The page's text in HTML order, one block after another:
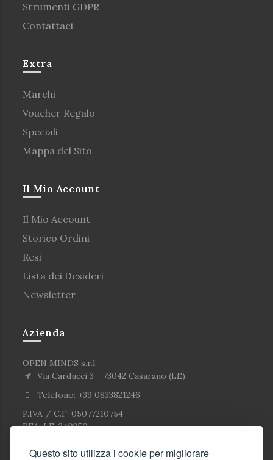
Questo sito utilizza i cookie per migliorare
Strumenti GDPR
Contattaci
Extra
Marchi
Voucher Regalo
Speciali
Mappa del Sito
Il Mio Account
Il Mio Account
Storico Ordini
Resi
Lista dei Desideri
Newsletter
Azienda
OPEN MINDS s.r.l
Via Carducci 3 - 73042 Casarano (LE)
Telefono: +39 0833821246
P.IVA / C.F: 05077210754
REA: LE-340350